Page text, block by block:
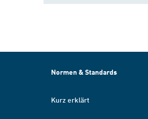
Normen & Standards
Kurz erklärt